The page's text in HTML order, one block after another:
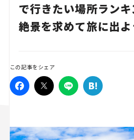
で行きたい場所ランキ
絶景を求めて旅に出よ
この記事をシェア
Traffic
Special
Campaign
人気のハッシュタグ